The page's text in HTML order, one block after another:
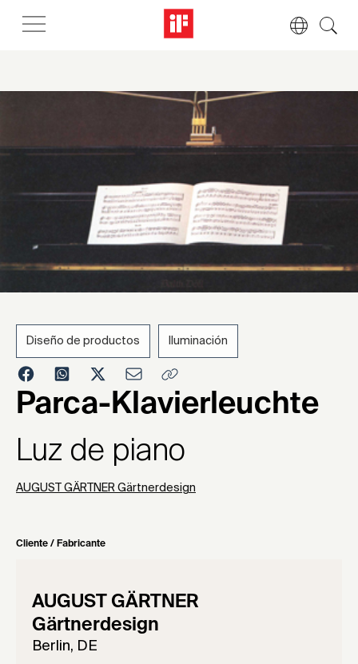
1987
Diseño de productos Iluminación
Parca-Klavierleuchte
Luz de piano
AUGUST GÄRTNER Gärtnerdesign
Cliente / Fabricante
AUGUST GÄRTNER
Gärtnerdesign
Berlin, DE